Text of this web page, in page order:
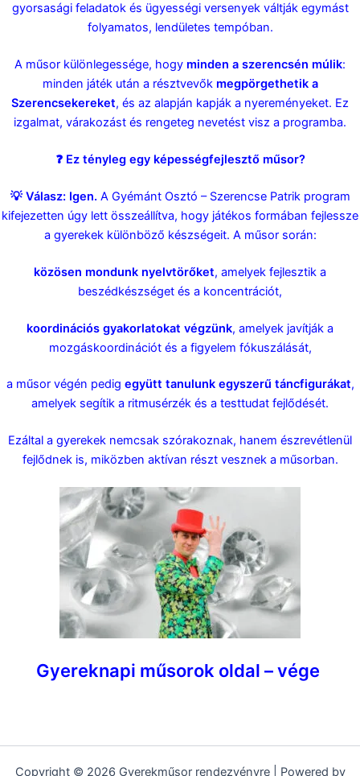
gyorsasági feladatok és ügyességi versenyek váltják egymást
folyamatos, lendületes tempóban.
A műsor különlegessége, hogy minden a szerencsén múlik:
minden játék után a résztvevők megpörgethetik a
Szerencsekereket, és az alapján kapják a nyereményeket. Ez
izgalmat, várakozást és rengeteg nevetést visz a programba.
❓ Ez tényleg egy képességfejlesztő műsor?
💡 Válasz: Igen. A Gyémánt Osztó – Szerencse Patrik program
kifejezetten úgy lett összeállítva, hogy játékos formában fejlessze
a gyerekek különböző készségeit. A műsor során:
közösen mondunk nyelvtörőket, amelyek fejlesztik a
beszédkészséget és a koncentrációt,
koordinációs gyakorlatokat végzünk, amelyek javítják a
mozgáskoordinációt és a figyelem fókuszálását,
a műsor végén pedig együtt tanulunk egyszerű táncfigurákat,
amelyek segítik a ritmusérzék és a testtudat fejlődését.
Ezáltal a gyerekek nemcsak szórakoznak, hanem észrevétlenül
fejlődnek is, miközben aktívan részt vesznek a műsorban.
Gyereknapi műsorok oldal – vége
Copyright © 2026 Gyerekműsor rendezvényre | Powered by